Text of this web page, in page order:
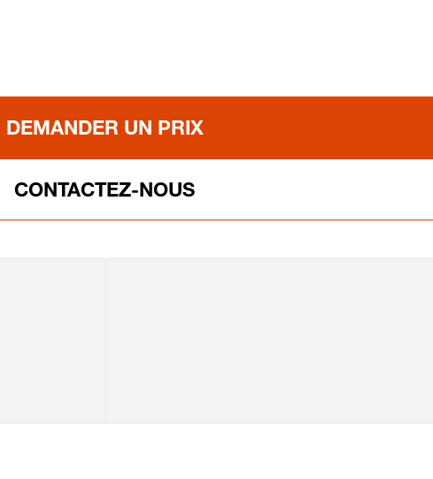
DEMANDER UN PRIX
CONTACTEZ-NOUS